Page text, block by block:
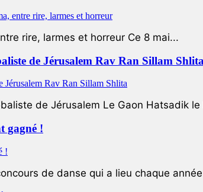
rire, larmes et horreur Ce 8 mai...
de Jérusalem Rav Ran Sillam Shlita
de Jérusalem Le Gaon Hatsadik le
gagné !
de danse qui a lieu chaque